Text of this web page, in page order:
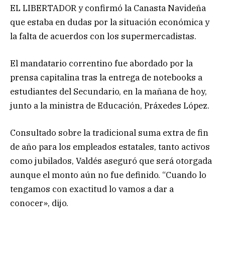
EL LIBERTADOR y confirmó la Canasta Navideña
que estaba en dudas por la situación económica y
la falta de acuerdos con los supermercadistas.
El mandatario correntino fue abordado por la
prensa capitalina tras la entrega de notebooks a
estudiantes del Secundario, en la mañana de hoy,
junto a la ministra de Educación, Práxedes López.
Consultado sobre la tradicional suma extra de fin
de año para los empleados estatales, tanto activos
como jubilados, Valdés aseguró que será otorgada
aunque el monto aún no fue definido. “Cuando lo
tengamos con exactitud lo vamos a dar a
conocer», dijo.